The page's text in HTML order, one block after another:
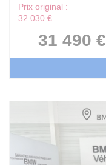
Prix original :
32 030 €
31 490 €